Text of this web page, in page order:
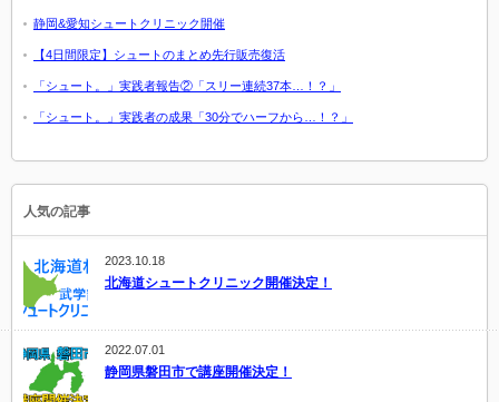
静岡&愛知シュートクリニック開催
【4日間限定】シュートのまとめ先行販売復活
「シュート。」実践者報告②「スリー連続37本…！？」
「シュート。」実践者の成果「30分でハーフから…！？」
人気の記事
2023.10.18
北海道シュートクリニック開催決定！
2022.07.01
静岡県磐田市で講座開催決定！